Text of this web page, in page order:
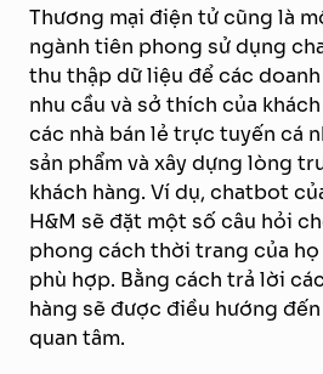
Thương mại điện tử cũng là
ngành tiên phong sử dụng
thu thập dữ liệu để các
nhu cầu và sở thích của
các nhà bán lẻ trực tuyến cá
sản phẩm và xây dựng lòng
khách hàng. Ví dụ, chatbot
H&M sẽ đặt một số câu hỏi
phong cách thời trang của họ
phù hợp. Bằng cách trả lời
hàng sẽ được điều hướng
quan tâm.